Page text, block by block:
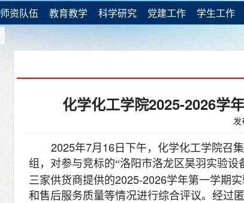
师资队伍 教育教学 科学研究 党建工作 学生工作
化学化工学院2025-2026学
发
2025年7月 16 日下午，化学化工学院召
组，对参与竞标的“洛阳市洛龙区昊羽实验
三家供货商提供的2025-2026学年第一学期
和售后服务质量等情况进行综合评议。经过